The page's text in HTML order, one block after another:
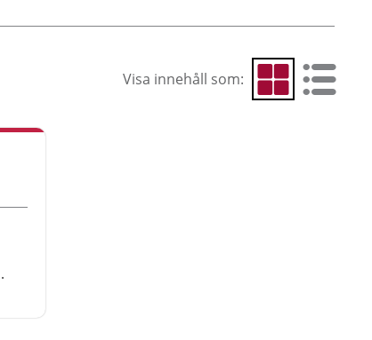
Visa innehåll som: Visa som rutnät
Visa som